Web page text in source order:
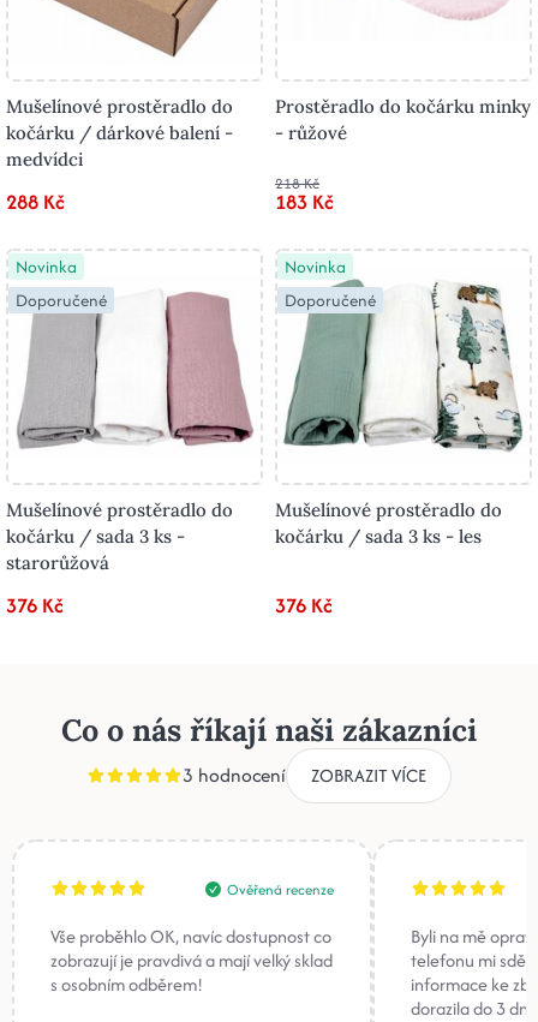
Mušelínové prostěradlo do
kočárku / dárkové balení -
medvídci
288 Kč
Prostěradlo do kočárku minky
- růžové
218 Kč
183 Kč
Novinka
Doporučené
Mušelínové prostěradlo do
kočárku / sada 3 ks -
starorůžová
376 Kč
Novinka
Doporučené
Mušelínové prostěradlo do
kočárku / sada 3 ks - les
376 Kč
Co o nás říkají naši zákazníci
3 hodnocení ZOBRAZIT VÍCE
Ověřená recenze
Vše proběhlo OK, navíc dostupnost co
zobrazují je pravdivá a mají velký sklad
s osobním odběrem!
Byli na mě
telefonu mi
informace ke
dorazila do 3